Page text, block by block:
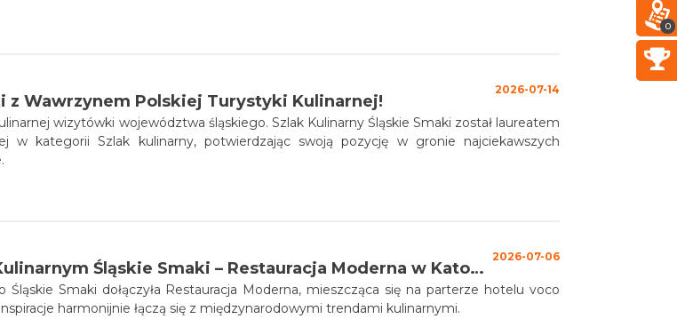
2026-07-14
z Wawrzynem Polskiej Turystyki Kulinarnej!
wizytówki województwa śląskiego. Szlak Kulinarny Śląskie Smaki został laureatem
w kategorii Szlak kulinarny, potwierdzając swoją pozycję w gronie najciekawszych
2026-07-06
Nowa restauracja na Szlaku Kulinarnym Śląskie Smaki – Restauracja Moderna w Katowicach!
Śląskie Smaki dołączyła Restauracja Moderna, mieszcząca się na parterze hotelu voco
harmonijnie łączą się z międzynarodowymi trendami kulinarnymi.
0